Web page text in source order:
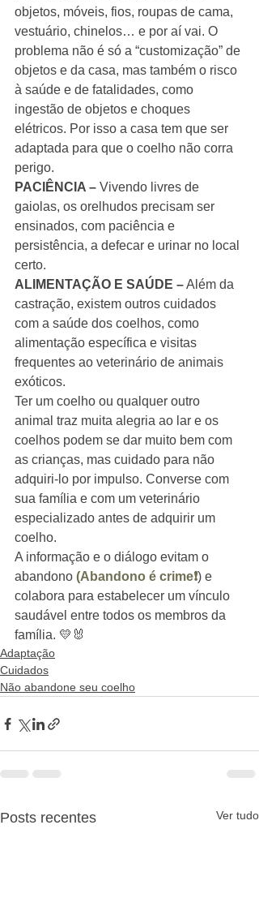
objetos, móveis, fios, roupas de cama,
vestuário, chinelos… e por aí vai. O
problema não é só a “customização” de
objetos e da casa, mas também o risco
à saúde e de fatalidades, como
ingestão de objetos e choques
elétricos. Por isso a casa tem que ser
adaptada para que o coelho não corra
perigo.
PACIÊNCIA – Vivendo livres de
gaiolas, os orelhudos precisam ser
ensinados, com paciência e
persistência, a defecar e urinar no local
certo.
ALIMENTAÇÃO E SAÚDE – Além da
castração, existem outros cuidados
com a saúde dos coelhos, como
alimentação específica e visitas
frequentes ao veterinário de animais
exóticos.
Ter um coelho ou qualquer outro
animal traz muita alegria ao lar e os
coelhos podem se dar muito bem com
as crianças, mas cuidado para não
adquiri-lo por impulso. Converse com
sua família e com um veterinário
especializado antes de adquirir um
coelho.
A informação e o diálogo evitam o
abandono (Abandono é crime❗) e
colabora para estabelecer um vínculo
saudável entre todos os membros da
família. 💛🐰
Adaptação
Cuidados
Não abandone seu coelho
Posts recentes Ver tudo